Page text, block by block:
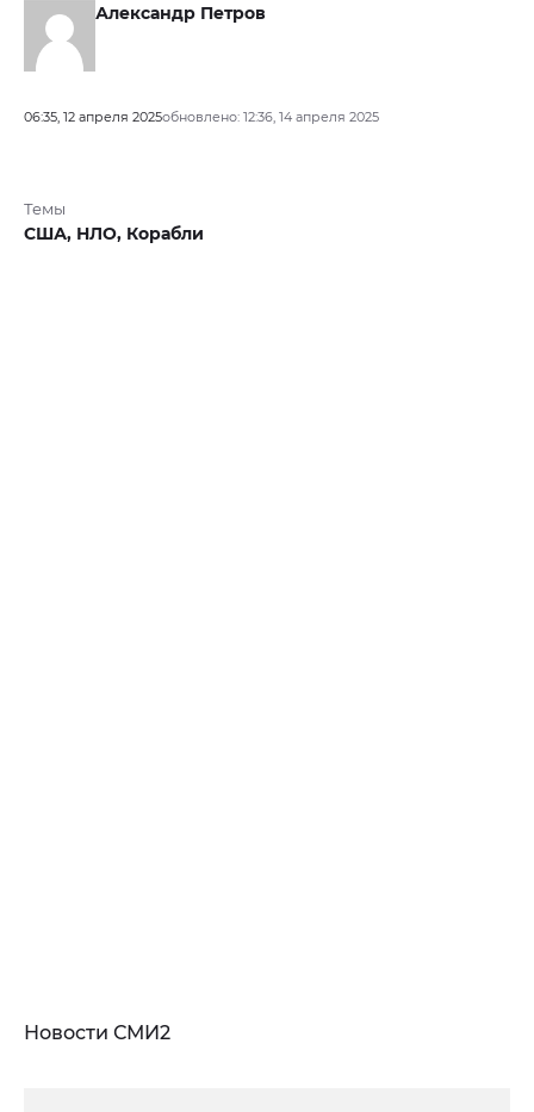
Александр Петров
06:35, 12 апреля 2025обновлено: 12:36, 14 апреля 2025
Темы
США, НЛО, Корабли
Новости СМИ2